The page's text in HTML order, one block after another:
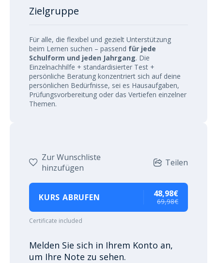
Zielgruppe
Für alle, die flexibel und gezielt Unterstützung
beim Lernen suchen – passend für jede
Schulform und jeden Jahrgang. Die
Einzelnachhilfe + standardisierter Test +
persönliche Beratung konzentriert sich auf deine
persönlichen Bedürfnisse, sei es Hausaufgaben,
Prüfungsvorbereitung oder das Vertiefen einzelner
Themen.
Zur Wunschliste
hinzufügen
Teilen
KURS ABRUFEN 48,98€
69,98€
Certificate included
Melden Sie sich in Ihrem Konto an,
um Ihre Note zu sehen.